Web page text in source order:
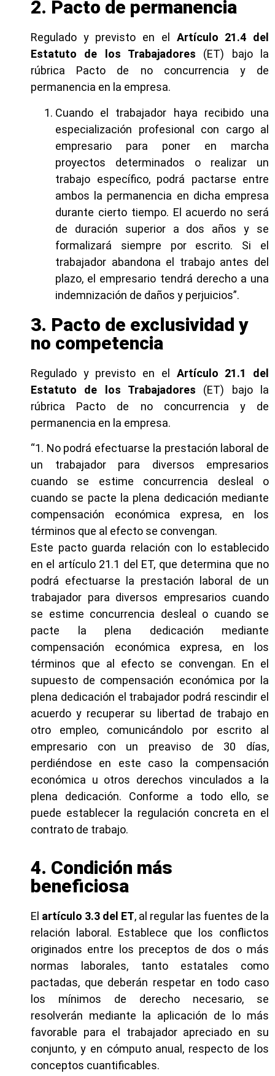
2. Pacto de permanencia
Regulado y previsto en el Artículo 21.4 del
Estatuto de los Trabajadores (ET) bajo la
rúbrica Pacto de no concurrencia y de
permanencia en la empresa.
Cuando el trabajador haya recibido una
especialización profesional con cargo al
empresario para poner en marcha
proyectos determinados o realizar un
trabajo específico, podrá pactarse entre
ambos la permanencia en dicha empresa
durante cierto tiempo. El acuerdo no será
de duración superior a dos años y se
formalizará siempre por escrito. Si el
trabajador abandona el trabajo antes del
plazo, el empresario tendrá derecho a una
indemnización de daños y perjuicios”.
3. Pacto de exclusividad y
no competencia
Regulado y previsto en el Artículo 21.1 del
Estatuto de los Trabajadores (ET) bajo la
rúbrica Pacto de no concurrencia y de
permanencia en la empresa.
“1. No podrá efectuarse la prestación laboral de
un trabajador para diversos empresarios
cuando se estime concurrencia desleal o
cuando se pacte la plena dedicación mediante
compensación económica expresa, en los
términos que al efecto se convengan.
Este pacto guarda relación con lo establecido
en el artículo 21.1 del ET, que determina que no
podrá efectuarse la prestación laboral de un
trabajador para diversos empresarios cuando
se estime concurrencia desleal o cuando se
pacte la plena dedicación mediante
compensación económica expresa, en los
términos que al efecto se convengan. En el
supuesto de compensación económica por la
plena dedicación el trabajador podrá rescindir el
acuerdo y recuperar su libertad de trabajo en
otro empleo, comunicándolo por escrito al
empresario con un preaviso de 30 días,
perdiéndose en este caso la compensación
económica u otros derechos vinculados a la
plena dedicación. Conforme a todo ello, se
puede establecer la regulación concreta en el
contrato de trabajo.
4. Condición más
beneficiosa
El artículo 3.3 del ET, al regular las fuentes de la
relación laboral. Establece que los conflictos
originados entre los preceptos de dos o más
normas laborales, tanto estatales como
pactadas, que deberán respetar en todo caso
los mínimos de derecho necesario, se
resolverán mediante la aplicación de lo más
favorable para el trabajador apreciado en su
conjunto, y en cómputo anual, respecto de los
conceptos cuantificables.